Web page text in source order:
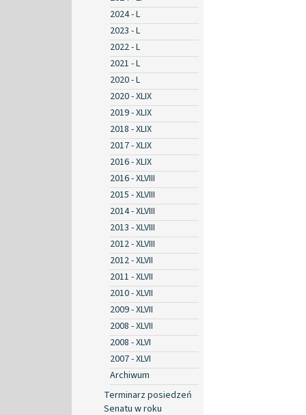
2024 - L
2023 - L
2022 - L
2021 - L
2020 - L
2020 - XLIX
2019 - XLIX
2018 - XLIX
2017 - XLIX
2016 - XLIX
2016 - XLVIII
2015 - XLVIII
2014 - XLVIII
2013 - XLVIII
2012 - XLVIII
2012 - XLVII
2011 - XLVII
2010 - XLVII
2009 - XLVII
2008 - XLVII
2008 - XLVI
2007 - XLVI
Archiwum
Terminarz posiedzeń
Senatu w roku